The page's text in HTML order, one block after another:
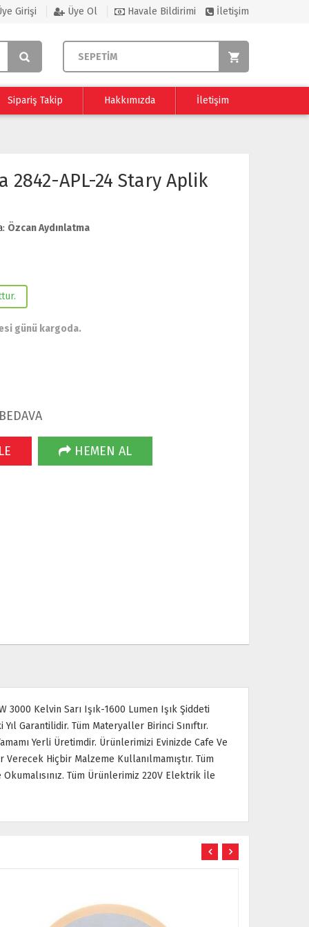
Girişi Üye Ol Havale Bildirimi İletişim
SEPETİM
Sipariş Takip Hakkımızda İletişim
2842-APL-24 Stary Aplik
Özcan Aydınlatma
günü kargoda.
HEMEN AL
3000 Kelvin Sarı Işık-1600 Lumen Işık Şiddeti
Garantilidir. Tüm Materyaller Birinci Sınıftır.
Yerli Üretimdir. Ürünlerimizi Evinizde Cafe Ve
Verecek Hiçbir Malzeme Kullanılmamıştır. Tüm
Tüm Ürünlerimiz 220V Elektrik İle